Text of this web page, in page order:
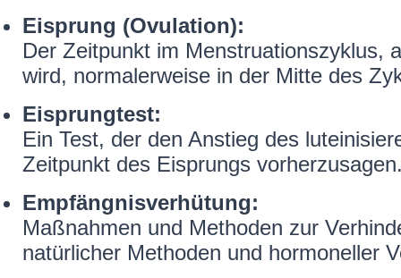
Eisprung (Ovulation):
Der Zeitpunkt im Menstruationszyklus,
wird, normalerweise in der Mitte des
Eisprungtest:
Ein Test, der den Anstieg des
Zeitpunkt des Eisprungs
Empfängnisverhütung:
Maßnahmen und Methoden zur
natürlicher Methoden und hormoneller